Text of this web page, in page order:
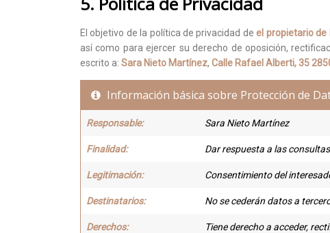
El objetivo de la política de privacidad deel propietario de
así como para ejercer su derecho de oposición,
escrito a: Sara Nieto Martínez, Calle Rafael Alberti, 35
Información básica sobre Protección de
Responsable: Sara Nieto Martínez
Finalidad: Dar respuesta a las
Legitimación: Consentimiento del
Destinatarios: No se cederán datos a
Derechos: Tiene derecho a acceder,